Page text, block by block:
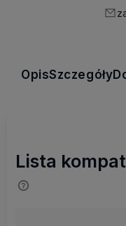
OpisSzczegóły
Lista